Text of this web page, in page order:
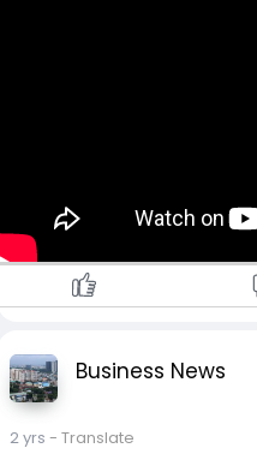
Business News
2 yrs - Translate